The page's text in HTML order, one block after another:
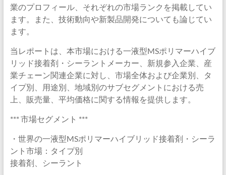
業のプロフィール、それぞれの市場ランクを掲載してい
ます。また、技術動向や新製品開発についても論じてい
ます。
当レポートは、本市場における一液型MSポリマーハイブ
リッド接着剤・シーラントメーカー、新規参入企業、産
業チェーン関連企業に対し、市場全体および企業別、タ
イプ別、用途別、地域別のサブセグメントにおける売
上、販売量、平均価格に関する情報を提供します。
*** 市場セグメント ***
・世界の一液型MSポリマーハイブリッド接着剤・シーラ
ント市場：タイプ別
接着剤、シーラント